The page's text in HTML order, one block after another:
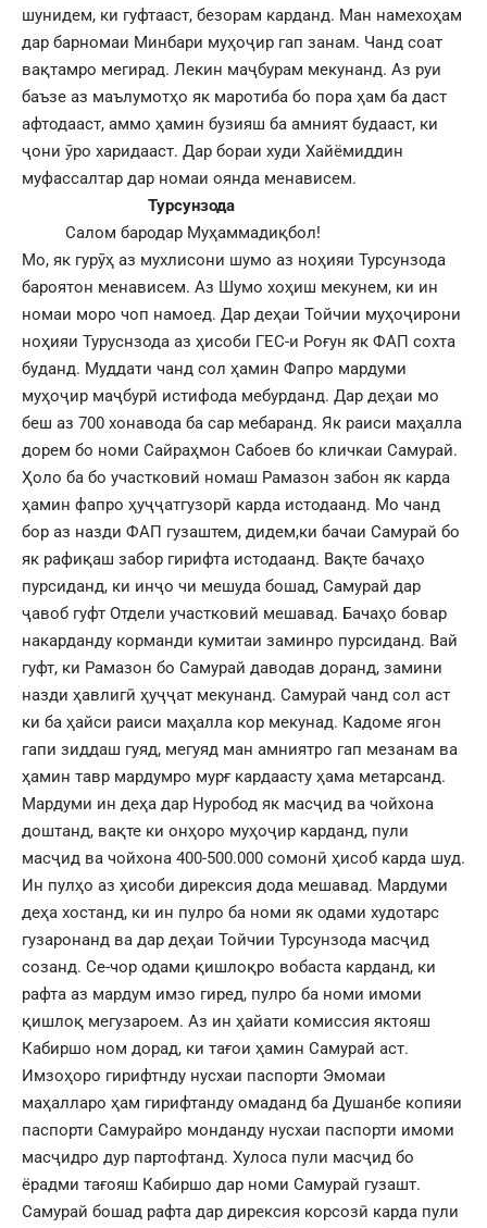
шунидем, ки гуфтааст, безорам карданд. Ман намехоҳам
дар барномаи Минбари муҳоҷир гап занам. Чанд соат
вақтамро мегирад. Лекин маҷбурам мекунанд. Аз руи
баъзе аз маълумотҳо як маротиба бо пора ҳам ба даст
афтодааст, аммо ҳамин бузияш ба амният будааст, ки
ҷони ӯро харидааст. Дар бораи худи Хайёмиддин
муфассалтар дар номаи оянда менависем.
Турсунзода
Салом бародар Муҳаммадиқбол!
Мо, як гурӯҳ аз мухлисони шумо аз ноҳияи Турсунзода
бароятон менависем. Аз Шумо хоҳиш мекунем, ки ин
номаи моро чоп намоед. Дар деҳаи Тойчии муҳоҷирони
ноҳияи Туруснзода аз ҳисоби ГЕС-и Роғун як ФАП сохта
буданд. Муддати чанд сол ҳамин Фапро мардуми
муҳоҷир маҷбурӣ истифода мебурданд. Дар деҳаи мо
беш аз 700 хонавода ба сар мебаранд. Як раиси маҳалла
дорем бо номи Сайраҳмон Сабоев бо кличкаи Самурай.
Ҳоло ба бо участковий номаш Рамазон забон як карда
ҳамин фапро ҳуҷҷатгузорӣ карда истодаанд. Мо чанд
бор аз назди ФАП гузаштем, дидем,ки бачаи Самурай бо
як рафиқаш забор гирифта истодаанд. Вақте бачаҳо
пурсиданд, ки инҷо чи мешуда бошад, Самурай дар
ҷавоб гуфт Отдели участковий мешавад. Бачаҳо бовар
накарданду корманди кумитаи заминро пурсиданд. Вай
гуфт, ки Рамазон бо Самурай даводав доранд, замини
назди ҳавлигӣ ҳуҷҷат мекунанд. Самурай чанд сол аст
ки ба ҳайси раиси маҳалла кор мекунад. Кадоме ягон
гапи зиддаш гуяд, мегуяд ман амниятро гап мезанам ва
ҳамин тавр мардумро мурғ кардаасту ҳама метарсанд.
Мардуми ин деҳа дар Нуробод як масҷид ва чойхона
доштанд, вақте ки онҳоро муҳоҷир карданд, пули
масҷид ва чойхона 400-500.000 сомонӣ ҳисоб карда шуд.
Ин пулҳо аз ҳисоби дирексия дода мешавад. Мардуми
деҳа хостанд, ки ин пулро ба номи як одами худотарс
гузаронанд ва дар деҳаи Тойчии Турсунзода масҷид
созанд. Се-чор одами қишлоқро вобаста карданд, ки
рафта аз мардум имзо гиред, пулро ба номи имоми
қишлоқ мегузароем. Аз ин ҳайати комиссия яктояш
Кабиршо ном дорад, ки тағои ҳамин Самурай аст.
Имзоҳоро гирифтнду нусхаи паспорти Эмомаи
маҳалларо ҳам гирифтанду омаданд ба Душанбе копияи
паспорти Самурайро монданду нусхаи паспорти имоми
масҷидро дур партофтанд. Хулоса пули масҷид бо
ёрадми тағояш Кабиршо дар номи Самурай гузашт.
Самурай бошад рафта дар дирексия корсозӣ карда пули